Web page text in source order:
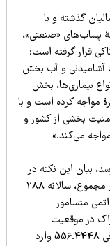
و با
«صنعتی»،
گرفته است:
و آب بخش
بخش
کرده است و با
از کشور و
می‌کند.»
این نکته در
مورد دو نیروگاه «متسامور» یک و دو است که در مجموع، سالانه 288
موقعیت
جغرافیایی عرض شمالی 728.3937 و طول شرقی 556.4448 وارد